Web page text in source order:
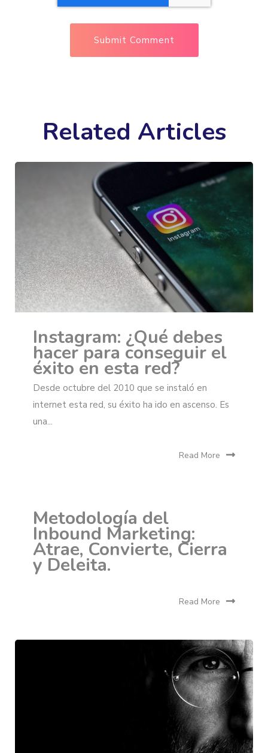
Related Articles
Instagram: ¿Qué debes
hacer para conseguir el
éxito en esta red?
Desde octubre del 2010 que se instaló en
internet esta red, su éxito ha ido en ascenso. Es
una...
Read More
Metodología del
Inbound Marketing:
Atrae, Convierte, Cierra
y Deleita.
Read More